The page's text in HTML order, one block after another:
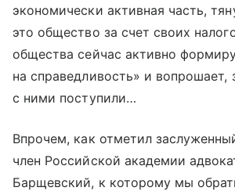
экономически активная часть,
это общество за счет своих
общества сейчас активно
на справедливость» и вопрошает,
с ними поступили…
Впрочем, как отметил
член Российской академии
Барщевский, к которому мы